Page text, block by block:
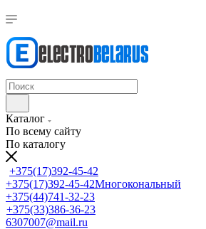
Каталог
По всему сайту
По каталогу
+375(17)392-45-42
+375(17)392-45-42Многокональный
+375(44)741-32-23
+375(33)386-36-23
6307007@mail.ru